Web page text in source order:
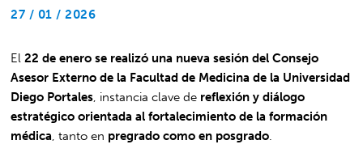
27 / 01 / 2026
El22 de enero se realizó una nueva sesión del Consejo
Asesor Externo de la Facultad de Medicina de la Universidad
Diego Portales , instancia clave de reflexión y diálogo
estratégico orientada al fortalecimiento de la formación
médica , tanto en pregrado como en posgrado